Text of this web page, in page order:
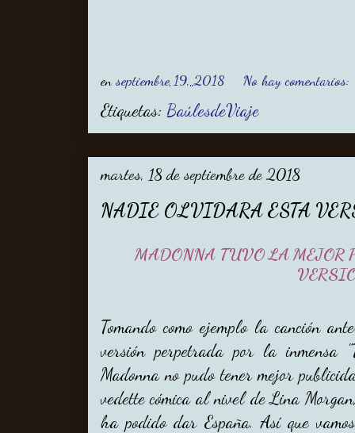
enseptiembre 19, 2018 No hay comentarios:
Etiquetas: BaúlesdeViaje
martes, 18 de septiembre de 2018
NADIE OLVIDARA ESTA
MADONNA TUVO LA MEJOR
Tomando como ejemplo la canción
versión perpetrada por la inmensa
Madonna no pudo tener mejor
vedette cómica al nivel de Lina
ha podido dar España. Así que